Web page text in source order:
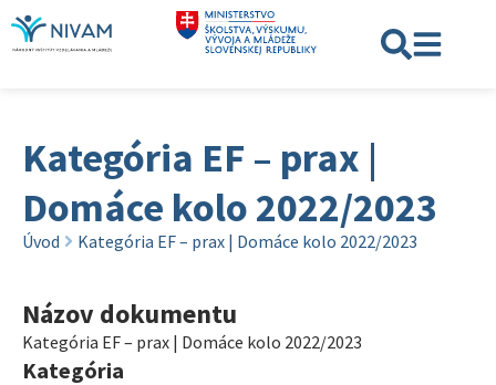
Kategória EF – prax |
Domáce kolo 2022/2023
Úvod Kategória EF – prax | Domáce kolo 2022/2023
Názov dokumentu
Kategória EF – prax | Domáce kolo 2022/2023
Kategória